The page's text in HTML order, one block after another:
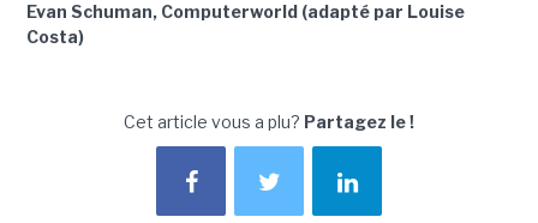
Evan Schuman, Computerworld (adapté par Louise
Costa)
Cet article vous a plu? Partagez le !